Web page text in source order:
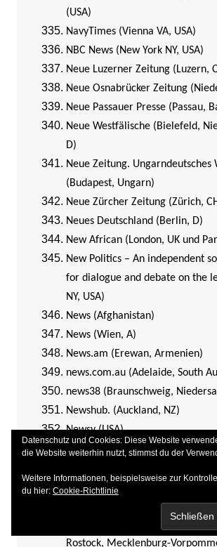
(USA)
NavyTimes (Vienna VA, USA)
NBC News (New York NY, USA)
Neue Luzerner Zeitung (Luzern,
Neue Osnabrücker Zeitung
Neue Passauer Presse (Passau,
Neue Westfälische (Bielefeld,
D)
Neue Zeitung. Ungarndeutsches
(Budapest, Ungarn)
Neue Zürcher Zeitung (Zürich,
Neues Deutschland (Berlin, D)
New African (London, UK und
New Politics – An independent
for dialogue and debate on the
NY, USA)
News (Afghanistan)
News (Wien, A)
News.am (Erewan, Armenien)
news.com.au (Adelaide, South
news38 (Braunschweig,
Newshub. (Auckland, NZ)
Newsy (USA)
Next Gov (Washington DC, USA)
Nikkei Asian Review (Tokio, Japan)
NNA Business News (Tokio,
NNN (= Norddeutsche Neueste
Rostock, Mecklenburg-
Datenschutz und Cookies: Diese Website
die Website weiterhin nutzt, stimmst du der
Weitere Informationen, beispielsweise zur
du hier: Cookie-Richtlinie